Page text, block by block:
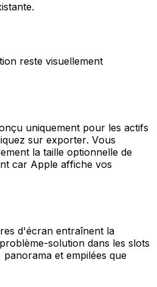
reste visuellement
uniquement pour les actifs
sur exporter. Vous
la taille optionnelle de
car Apple affiche vos
d'écran entraînent la
solution dans les slots
et empilées que